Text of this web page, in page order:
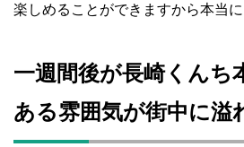
楽しめることができますから本当
一週間後が長崎くんち
ある雰囲気が街中に溢